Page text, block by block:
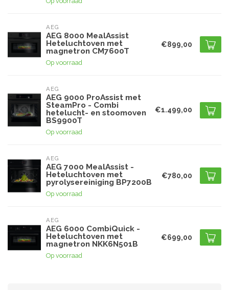
AEG
AEG 8000 MealAssist
Heteluchtoven met
magnetron CM7600T
Op voorraad
€899,00
AEG
AEG 9000 ProAssist met
SteamPro - Combi
hetelucht- en stoomoven
BS9900T
Op voorraad
€1.499,00
AEG
AEG 7000 MealAssist -
Heteluchtoven met
pyrolysereiniging BP7200B
Op voorraad
€780,00
AEG
AEG 6000 CombiQuick -
Heteluchtoven met
magnetron NKK6N501B
Op voorraad
€699,00